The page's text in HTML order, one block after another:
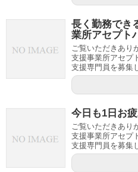
長く勤務でき
業所アセプト
ご覧いただきあり
支援事業所アセプ
支援専門員を募集
今日も1日お疲
ご覧いただきあり
支援事業所アセプ
支援専門員を募集